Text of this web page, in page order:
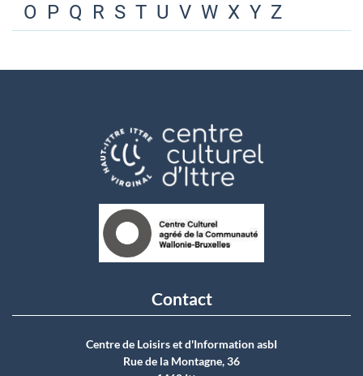
O P Q R S T U V W X Y Z
Contact
Centre de Loisirs et d'Information asbI
Rue de la Montagne, 36